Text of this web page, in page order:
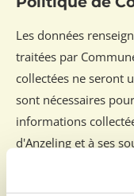
Les données
traitées par
collectées ne seront
sont nécessaires
informations
d'Anzeling et à ses
conservées au
avec Commune